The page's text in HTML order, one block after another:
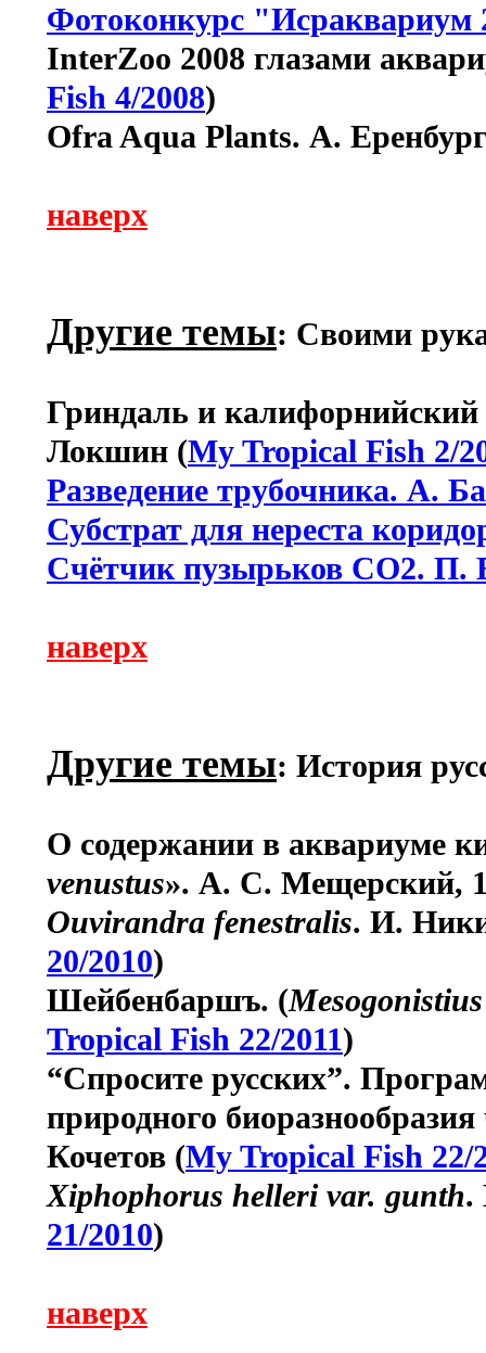
Фотоконкурс
InterZoo 2008 глазами
Fish 4/2008)
Ofra Aqua Plants. А.
наверх
Другие темы: Своими
Гриндаль и
Локшин (My Tropical Fish 2/
Разведение трубочника. А.
Субстрат для нереста
Счётчик пузырьков СО2. П.
наверх
Другие темы: История
О содержании в аквариуме
venustus». А. С. Мещерский,
Ouvirandra fenestralis. И.
20/2010)
Шейбенбаршъ. (
Tropical Fish 22/2011)
“Спросите русских”.
природного
Кочетов (My Tropical Fish 22/
Xiphophorus helleri var. gunth.
21/2010)
наверх